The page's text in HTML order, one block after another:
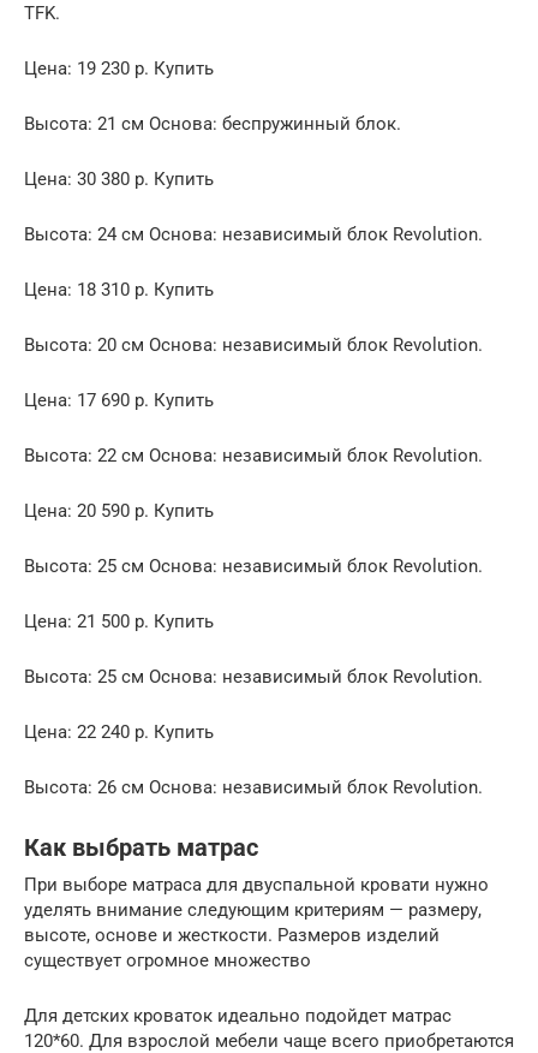
TFK.
Цена: 19 230 р. Купить
Высота: 21 см Основа: беспружинный блок.
Цена: 30 380 р. Купить
Высота: 24 см Основа: независимый блок Revolution.
Цена: 18 310 р. Купить
Высота: 20 см Основа: независимый блок Revolution.
Цена: 17 690 р. Купить
Высота: 22 см Основа: независимый блок Revolution.
Цена: 20 590 р. Купить
Высота: 25 см Основа: независимый блок Revolution.
Цена: 21 500 р. Купить
Высота: 25 см Основа: независимый блок Revolution.
Цена: 22 240 р. Купить
Высота: 26 см Основа: независимый блок Revolution.
Как выбрать матрас
При выборе матраса для двуспальной кровати нужно
уделять внимание следующим критериям — размеру,
высоте, основе и жесткости. Размеров изделий
существует огромное множество
Для детских кроваток идеально подойдет матрас
120*60. Для взрослой мебели чаще всего приобретаются